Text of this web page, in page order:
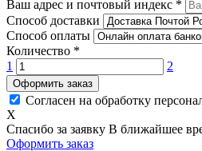
Ваш адрес и почтовый индекс *
Способ доставки
Способ оплаты
Количество *
1
2
Оформить заказ
Согласен на обработку
X
Спасибо за заявку В ближайшее
Оформить заказ